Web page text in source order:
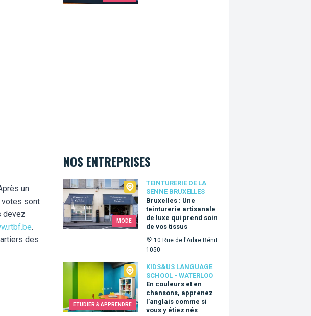
un
votes sont
devez
.
des
NOS ENTREPRISES
MODE
TEINTURERIE DE LA
SENNE BRUXELLES
Bruxelles : Une
teinturerie artisanale
de luxe qui prend soin
de vos tissus
10 Rue de l'Arbre Bénit
1050
Teinturerie de la Senne Bruxelles
ETUDIER & APPRENDRE
KIDS&US LANGUAGE
SCHOOL - WATERLOO
En couleurs et en
chansons, apprenez
l’anglais comme si
vous y étiez nés
Kids&Us language school - Waterloo